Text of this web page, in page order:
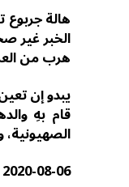
هالة جربوع
الخبر غير
هرب من
يبدو إن
قام بهِ
الصهيونية،
2020-08-06